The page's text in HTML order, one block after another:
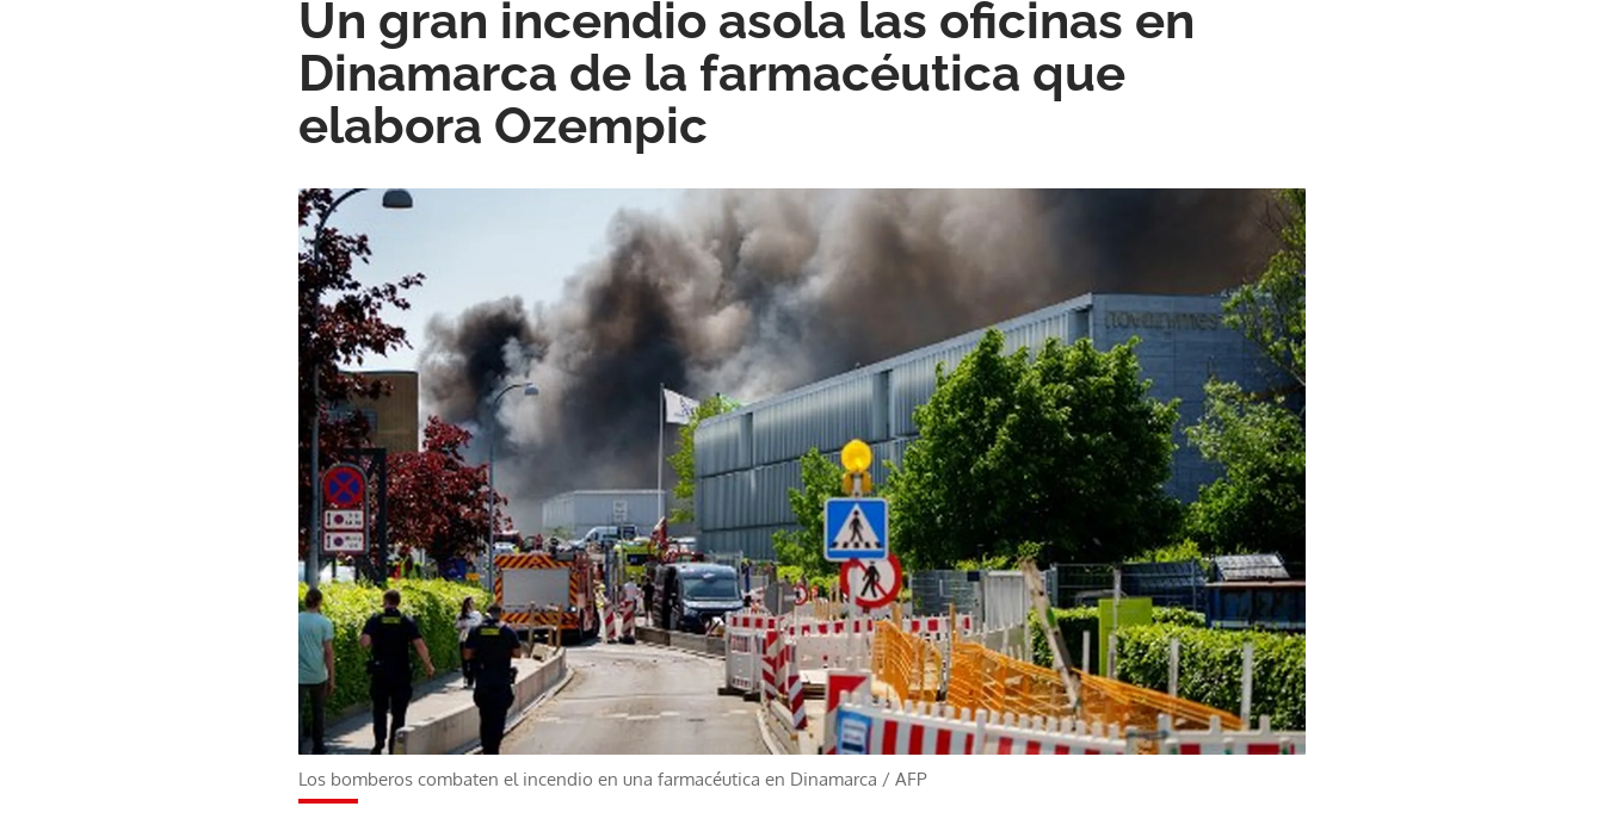
Un gran incendio asola las oficinas en
Dinamarca de la farmacéutica que
elabora Ozempic
Los bomberos combaten el incendio en una farmacéutica en Dinamarca / AFP